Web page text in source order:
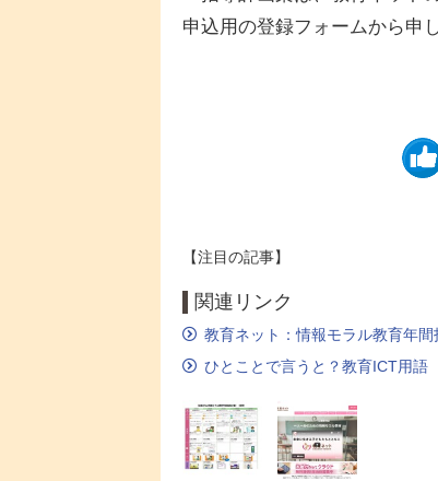
申込用の登録フォームから申
【注目の記事】
関連リンク
教育ネット：情報モラル教育年
ひとことで言うと？教育ICT用語